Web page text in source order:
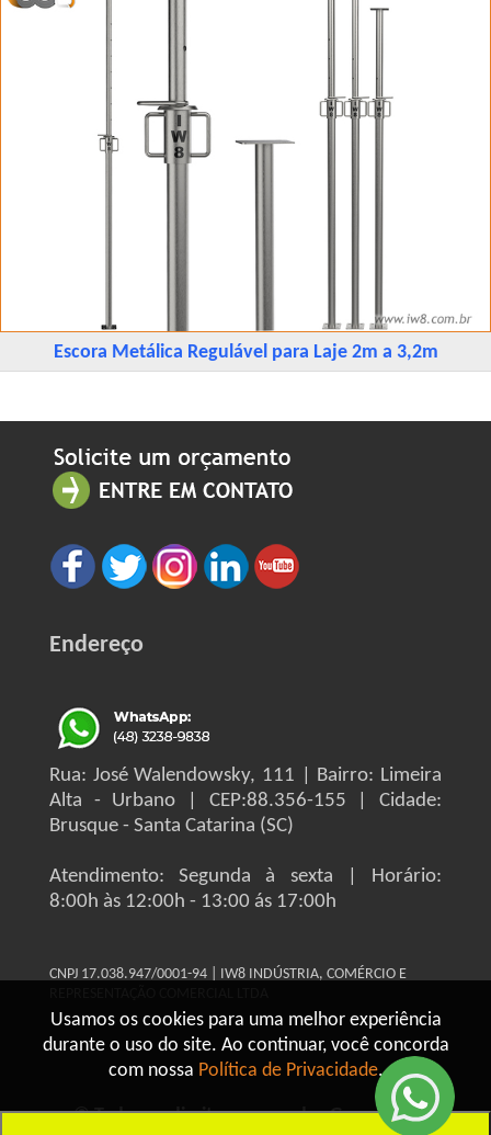
Usamos os cookies para uma melhor experiência
durante o uso do site. Ao continuar, você concorda
com nossa Política de Privacidade.
Escora Metálica Regulável para Laje 2m a 3,2m
Endereço
Rua: José Walendowsky, 111 | Bairro: Limeira
Alta - Urbano | CEP:88.356-155 | Cidade:
Brusque - Santa Catarina (SC)
Atendimento: Segunda à sexta | Horário:
8:00h às 12:00h - 13:00 ás 17:00h
CNPJ 17.038.947/0001-94 | IW8 INDÚSTRIA, COMÉRCIO E
© Todos os direitos reservados Grupo IW8